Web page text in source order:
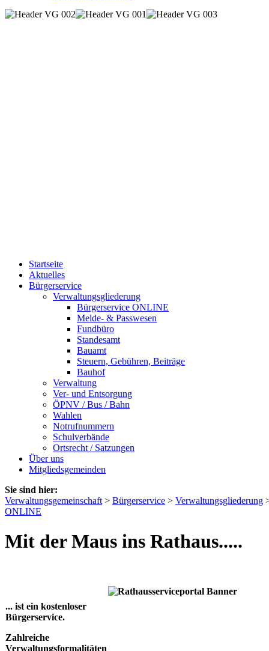
Startseite
Aktuelles
Bürgerservice
Verwaltungsgliederung
Bürgerservice ONLINE
Melde- & Passwesen
Fundbüro
Standesamt
Bauamt
Steuern, Gebühren, Beiträge
Bauhof
Verwaltung
Ver- und Entsorgung
ÖPNV / Bus / Bahn
Wahlen
Notrufnummern
Schulverbände
Ortsrecht / Satzungen
Über uns
Mitgliedsgemeinden
Sie sind hier:
Verwaltungsgemeinschaft > Bürgerservice > Verwaltungsgliederung
ONLINE
Mit der Maus ins Rathaus.....
... ist ein kostenloser
Bürgerservice.
Zahlreiche
Verwaltungsformalitäten